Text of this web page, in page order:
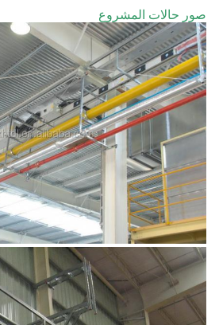
صور حالات المشروع